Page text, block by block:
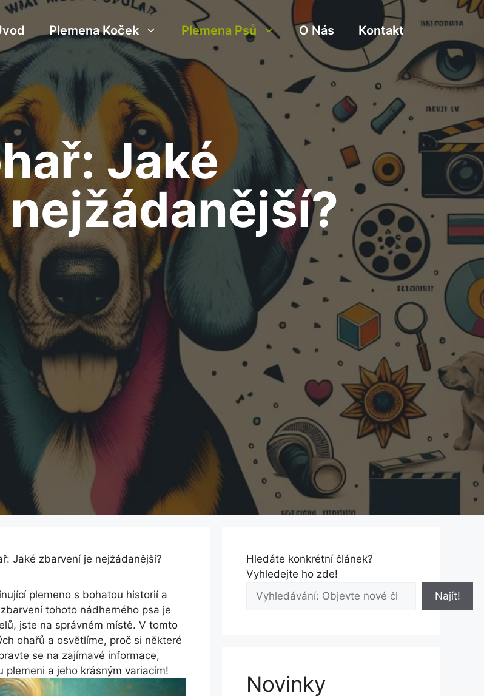
Plemena Koček Plemena Psů O Nás Kontakt
Jaké
Jaké zbarvení je nejžádanější?
plemeno s bohatou historií a
tohoto nádherného psa je
jste na správném místě. V tomto
ohařů a osvětlíme, proč si některé
se na zajímavé informace,
a jeho krásným variacím!
Hledáte konkrétní článek?
Vyhledejte ho zde!
Najít!
Novinky